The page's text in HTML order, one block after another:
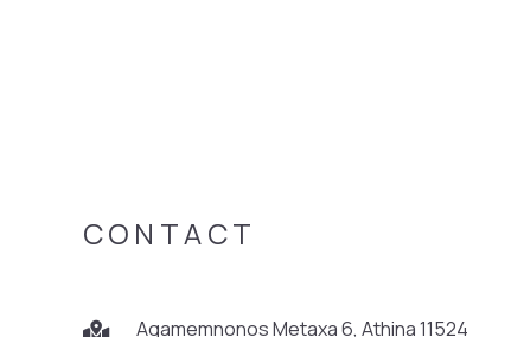
CONTACT
Agamemnonos Metaxa 6, Athina 11524